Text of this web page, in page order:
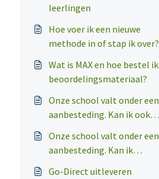
leerlingen
Hoe voer ik een nieuwe
methode in of stap ik over?
Wat is MAX en hoe bestel ik
beoordelingsmateriaal?
Onze school valt onder een
aanbesteding. Kan ik ook
docentenwebshop?
Onze school valt onder een
aanbesteding. Kan ik
Go-Direct uitleveren